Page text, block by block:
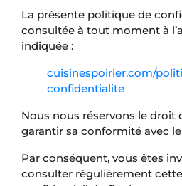
La présente politique de
consultée à tout moment à
indiquée :
cuisinespoirier.com/
confidentialite
Nous nous réservons le droit
garantir sa conformité avec
Par conséquent, vous êtes
consulter régulièrement